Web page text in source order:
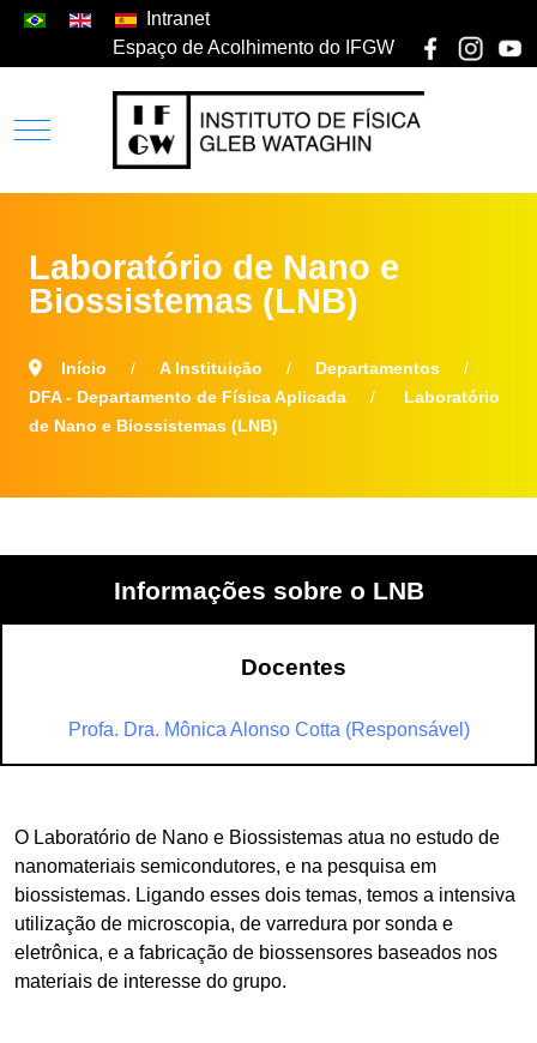
Intranet
Espaço de Acolhimento do IFGW
Laboratório de Nano e
Biossistemas (LNB)
Início A Instituição
Departamentos
DFA - Departamento de Física Aplicada
Laboratório
de Nano e Biossistemas (LNB)
Informações sobre o LNB
Docentes
Profa. Dra. Mônica Alonso Cotta (Responsável)
O Laboratório de Nano e Biossistemas atua no estudo de
nanomateriais semicondutores, e na pesquisa em
biossistemas. Ligando esses dois temas, temos a intensiva
utilização de microscopia, de varredura por sonda e
eletrônica, e a fabricação de biossensores baseados nos
materiais de interesse do grupo.